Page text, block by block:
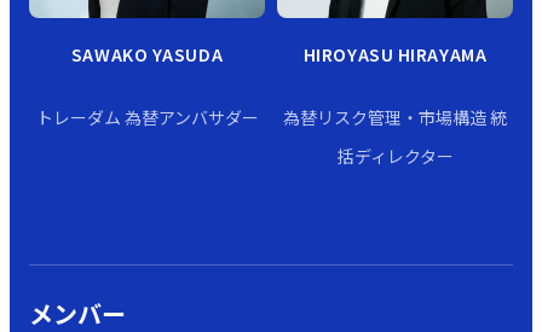
SAWAKO YASUDA
トレーダム 為替アンバサダー
HIROYASU HIRAYAMA
為替リスク管理・市場構造 統
括ディレクター
メンバー